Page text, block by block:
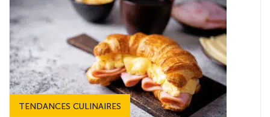
TENDANCES CULINAIRES